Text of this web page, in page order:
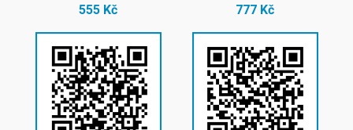
555 Kč 777 Kč